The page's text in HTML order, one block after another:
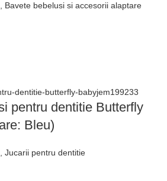
, Bavete bebelusi si accesorii alaptare
pentru dentitie Butterfly
Bleu)
Jucarii pentru dentitie